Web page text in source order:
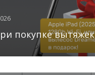
покупке вытяжек